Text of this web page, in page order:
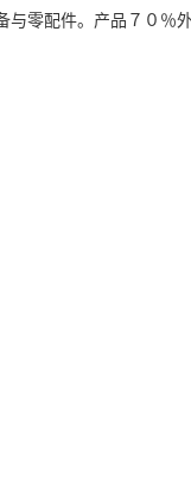
与零配件。产品７０％外